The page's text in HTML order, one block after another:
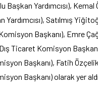
Yardımcısı),
Yardımcısı), Satılmış
Başkanı), Emre
Ticaret Komisyon
Başkanı), Fatih
Başkanı) olarak yer